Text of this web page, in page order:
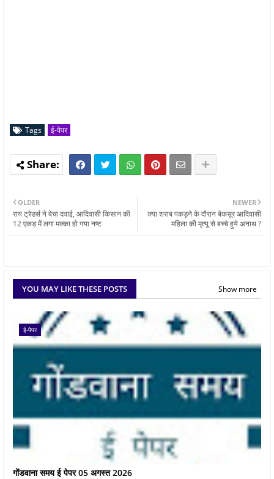
Tags ई-पेपर
NEWER
क्या शराब पकड़ने के दौरान बेकसूर आदिवासी
महिला की मृत्यू से बच्चे हुये अनाथ ?
OLDER
राय ट्रेडर्स ने बेचा दवाई, आदिवासी किसान की
12 एकड़ में लगा मक्का हो गया नष्ट
YOU MAY LIKE THESE POSTS Show more
ई-पेपर
गोंडवाना समय ई पेपर 05 अगस्त 2026